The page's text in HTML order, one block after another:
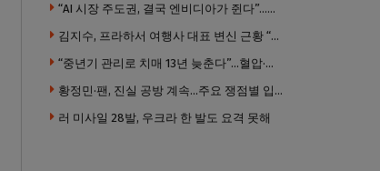
“AI 시장 주도권, 결국 엔비디아가 쥔다”…모건스탠리 장담
김지수, 프라하서 여행사 대표 변신 근황 “가볼 만하니…”
“중년기 관리로 치매 13년 늦춘다”…혈압·당뇨·금연 시기가 골든타임
황정민·팬, 진실 공방 계속…주요 쟁점별 입장 정리
러 미사일 28발, 우크라 한 발도 요격 못해